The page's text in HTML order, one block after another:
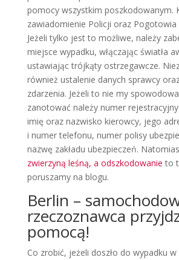
pomocy wszystkim poszkodowanym.
zawiadomienie Policji oraz Pogotowia
Jeżeli tylko jest to możliwe, należy
miejsce wypadku, włączając światła
ustawiając trójkąty ostrzegawcze.
również ustalenie danych sprawcy
zdarzenia. Jeżeli to nie my
zanotować należy numer
imię oraz nazwisko kierowcy, jego
i numer telefonu, numer polisy
nazwę zakładu ubezpieczeń.
zwierzyną leśną, a odszkodowanie to
poruszamy na blogu.
Berlin –
rzeczoznawca
pomocą!
Co zrobić, jeżeli doszło do wypadku w